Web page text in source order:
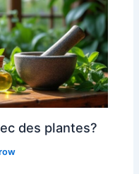
des plantes?